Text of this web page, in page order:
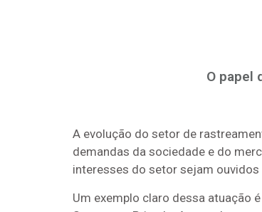
O papel
A evolução do setor de
demandas da sociedade e do
interesses do setor sejam
Um exemplo claro dessa atuação